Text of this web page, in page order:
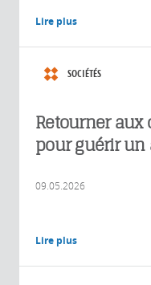
Lire plus
SOCIÉTÉS
Retourner aux
pour guérir un
09.05.2026
Lire plus